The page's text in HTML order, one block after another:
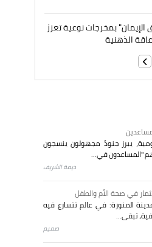
بمخرجات نوعية تعزز
الذهنية
يبرز جنودٌ مجهولون ينسجون
"المساعدون في...
ديمة الشريف
في صحة الأم والطفل
المنورة: في عالم تتسارع فيه
تبقى...
صميم